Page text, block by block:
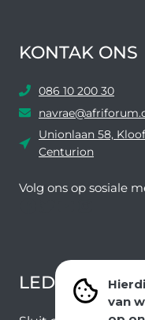
van
KONTAK ONS
086 10 200 30
Unionlaan 58,
Centurion
Volg ons ​​op sosiale